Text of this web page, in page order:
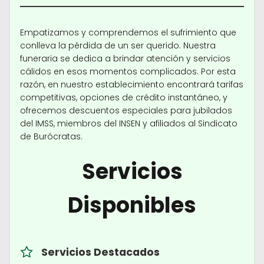
Empatizamos y comprendemos el sufrimiento que
conlleva la pérdida de un ser querido. Nuestra
funeraria se dedica a brindar atención y servicios
cálidos en esos momentos complicados. Por esta
razón, en nuestro establecimiento encontrará tarifas
competitivas, opciones de crédito instantáneo, y
ofrecemos descuentos especiales para jubilados
del IMSS, miembros del INSEN y afiliados al Sindicato
de Burócratas.
Servicios
Disponibles
Servicios Destacados